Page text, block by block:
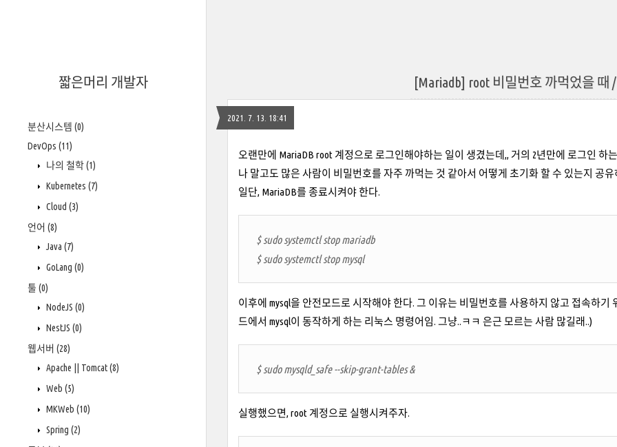
짧은머리 개발자
분산시스템 (0)
DevOps (11)
나의 철학(1)
Kubernetes (7)
Cloud (3)
언어 (8)
Java (7)
GoLang (0)
툴 (0)
NodeJS (0)
NestJS (0)
웹서버 (28)
Apache || Tomcat(8)
Web (5)
MKWeb (10)
Spring (2)
[Mariadb] root 비밀번호 까먹었을 때 /
2021. 7. 13. 18:41
오랜만에 MariaDB root 계정으로 로그인해야하는 일이 생겼는데,, 거의 2년만에 로그인 하
나 말고도 많은 사람이 비밀번호를 자주 까먹는 것 같아서 어떻게 초기화 할 수 있는지 공
일단, MariaDB를 종료시켜야 한다.
$ sudo systemctl stop mariadb
$ sudo systemctl stop mysql
이후에 mysql을 안전모드로 시작해야 한다. 그 이유는 비밀번호를 사용하지 않고 접속하
드에서 mysql이 동작하게 하는 리눅스 명령어임. 그냥..ㅋㅋ 은근 모르는 사람 많길래..)
$ sudo mysqld_safe --skip-grant-tables &
실행했으면, root 계정으로 실행시켜주자.